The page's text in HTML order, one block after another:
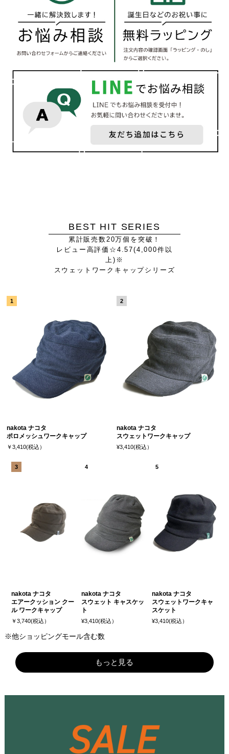
BEST HIT SERIES
累計販売数20万個を突破！
レビュー高評価☆4.57(4,000件以
上)※
スウェットワークキャップシリーズ
nakota ナコタ
ポロメッシュワークキャップ
￥3,410(税込）
nakota ナコタ
スウェットワークキャップ
¥3,410(税込）
nakota ナコタ
エアークッション クー
ル ワークキャップ
￥3,740(税込）
nakota ナコタ
スウェット キャスケッ
ト
¥3,410(税込）
nakota ナコタ
スウェットワークキャ
スケット
¥3,410(税込）
※他ショッピングモール含む数
もっと見る